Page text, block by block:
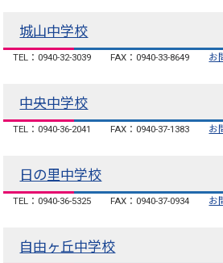
城山中学校
TEL：0940-32-3039 FAX：0940-33-8649 お
中央中学校
TEL：0940-36-2041 FAX：0940-37-1383 お
日の里中学校
TEL：0940-36-5325 FAX：0940-37-0934 お
自由ヶ丘中学校